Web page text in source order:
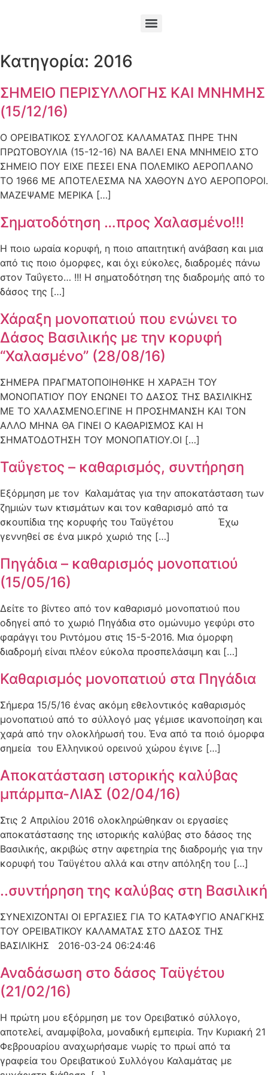
Κατηγορία: 2016
ΣΗΜΕΙΟ ΠΕΡΙΣΥΛΛΟΓΗΣ ΚΑΙ ΜΝΗΜΗΣ
(15/12/16)
Ο ΟΡΕΙΒΑΤΙΚΟΣ ΣΥΛΛΟΓΟΣ ΚΑΛΑΜΑΤΑΣ ΠΗΡΕ ΤΗΝ
ΠΡΩΤΟΒΟΥΛΙΑ (15-12-16) ΝΑ ΒΑΛΕΙ ΕΝΑ ΜΝΗΜΕΙΟ ΣΤΟ
ΣΗΜΕΙΟ ΠΟΥ ΕΙΧΕ ΠΕΣΕΙ ΕΝΑ ΠΟΛΕΜΙΚΟ ΑΕΡΟΠΛΑΝΟ
ΤΟ 1966 ΜΕ ΑΠΟΤΕΛΕΣΜΑ ΝΑ ΧΑΘΟΥΝ ΔΥΟ ΑΕΡΟΠΟΡΟΙ.
ΜΑΖΕΨΑΜΕ ΜΕΡΙΚΑ […]
Σηματοδότηση …προς Χαλασμένο!!!
Η ποιο ωραία κορυφή, η ποιο απαιτητική ανάβαση και μια
από τις ποιο όμορφες, και όχι εύκολες, διαδρομές πάνω
στον Ταΰγετο… !!! Η σηματοδότηση της διαδρομής από το
δάσος της […]
Χάραξη μονοπατιού που ενώνει το
Δάσος Βασιλικής με την κορυφή
“Χαλασμένο” (28/08/16)
ΣΗΜΕΡΑ ΠΡΑΓΜΑΤΟΠΟΙΗΘΗΚΕ Η ΧΑΡΑΞΗ ΤΟΥ
ΜΟΝΟΠΑΤΙΟΥ ΠΟΥ ΕΝΩΝΕΙ ΤΟ ΔΑΣΟΣ ΤΗΣ ΒΑΣΙΛΙΚΗΣ
ΜΕ ΤΟ ΧΑΛΑΣΜΕΝΟ.ΕΓΙΝΕ Η ΠΡΟΣΗΜΑΝΣΗ ΚΑΙ ΤΟΝ
ΑΛΛΟ ΜΗΝΑ ΘΑ ΓΙΝΕΙ Ο ΚΑΘΑΡΙΣΜΟΣ ΚΑΙ Η
ΣΗΜΑΤΟΔΟΤΗΣΗ ΤΟΥ ΜΟΝΟΠΑΤΙΟΥ.ΟΙ […]
Ταΰγετος – καθαρισμός, συντήρηση
Εξόρμηση με τον Καλαμάτας για την αποκατάσταση των
ζημιών των κτισμάτων και τον καθαρισμό από τα
σκουπίδια της κορυφής του Ταϋγέτου Έχω
γεννηθεί σε ένα μικρό χωριό της […]
Πηγάδια – καθαρισμός μονοπατιού
(15/05/16)
Δείτε το βίντεο από τον καθαρισμό μονοπατιού που
οδηγεί από το χωριό Πηγάδια στο ομώνυμο γεφύρι στο
φαράγγι του Ριντόμου στις 15-5-2016. Μια όμορφη
διαδρομή είναι πλέον εύκολα προσπελάσιμη και […]
Καθαρισμός μονοπατιού στα Πηγάδια
Σήμερα 15/5/16 ένας ακόμη εθελοντικός καθαρισμός
μονοπατιού από το σύλλογό μας γέμισε ικανοποίηση και
χαρά από την ολοκλήρωσή του. Ένα από τα ποιό όμορφα
σημεία του Ελληνικού ορεινού χώρου έγινε […]
Αποκατάσταση ιστορικής καλύβας
μπάρμπα-ΛΙΑΣ (02/04/16)
Στις 2 Απριλίου 2016 ολοκληρώθηκαν οι εργασίες
αποκατάστασης της ιστορικής καλύβας στο δάσος της
Βασιλικής, ακριβώς στην αφετηρία της διαδρομής για την
κορυφή του Ταϋγέτου αλλά και στην απόληξη του […]
..συντήρηση της καλύβας στη Βασιλική
ΣΥΝΕΧΙΖΟΝΤΑΙ ΟΙ ΕΡΓΑΣΙΕΣ ΓΙΑ ΤΟ ΚΑΤΑΦΥΓΙΟ ΑΝΑΓΚΗΣ
ΤΟΥ ΟΡΕΙΒΑΤΙΚΟΥ ΚΑΛΑΜΑΤΑΣ ΣΤΟ ΔΑΣΟΣ ΤΗΣ
ΒΑΣΙΛΙΚΗΣ 2016-03-24 06:24:46
Αναδάσωση στο δάσος Ταϋγέτου
(21/02/16)
Η πρώτη μου εξόρμηση με τον Ορειβατικό σύλλογο,
αποτελεί, αναμφίβολα, μοναδική εμπειρία. Την Κυριακή 21
Φεβρουαρίου αναχωρήσαμε νωρίς το πρωί από τα
γραφεία του Ορειβατικού Συλλόγου Καλαμάτας με